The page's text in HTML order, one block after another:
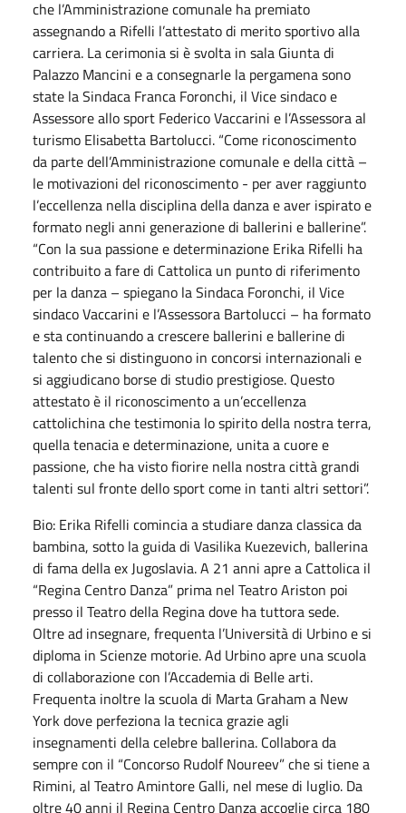
che l’Amministrazione comunale ha premiato
assegnando a Rifelli l’attestato di merito sportivo alla
carriera. La cerimonia si è svolta in sala Giunta di
Palazzo Mancini e a consegnarle la pergamena sono
state la Sindaca Franca Foronchi, il Vice sindaco e
Assessore allo sport Federico Vaccarini e l’Assessora al
turismo Elisabetta Bartolucci. “Come riconoscimento
da parte dell’Amministrazione comunale e della città –
le motivazioni del riconoscimento - per aver raggiunto
l’eccellenza nella disciplina della danza e aver ispirato e
formato negli anni generazione di ballerini e ballerine”.
“Con la sua passione e determinazione Erika Rifelli ha
contribuito a fare di Cattolica un punto di riferimento
per la danza – spiegano la Sindaca Foronchi, il Vice
sindaco Vaccarini e l’Assessora Bartolucci – ha formato
e sta continuando a crescere ballerini e ballerine di
talento che si distinguono in concorsi internazionali e
si aggiudicano borse di studio prestigiose. Questo
attestato è il riconoscimento a un’eccellenza
cattolichina che testimonia lo spirito della nostra terra,
quella tenacia e determinazione, unita a cuore e
passione, che ha visto fiorire nella nostra città grandi
talenti sul fronte dello sport come in tanti altri settori”.
Bio: Erika Rifelli comincia a studiare danza classica da
bambina, sotto la guida di Vasilika Kuezevich, ballerina
di fama della ex Jugoslavia. A 21 anni apre a Cattolica il
“Regina Centro Danza” prima nel Teatro Ariston poi
presso il Teatro della Regina dove ha tuttora sede.
Oltre ad insegnare, frequenta l’Università di Urbino e si
diploma in Scienze motorie. Ad Urbino apre una scuola
di collaborazione con l’Accademia di Belle arti.
Frequenta inoltre la scuola di Marta Graham a New
York dove perfeziona la tecnica grazie agli
insegnamenti della celebre ballerina. Collabora da
sempre con il “Concorso Rudolf Noureev” che si tiene a
Rimini, al Teatro Amintore Galli, nel mese di luglio. Da
oltre 40 anni il Regina Centro Danza accoglie circa 180